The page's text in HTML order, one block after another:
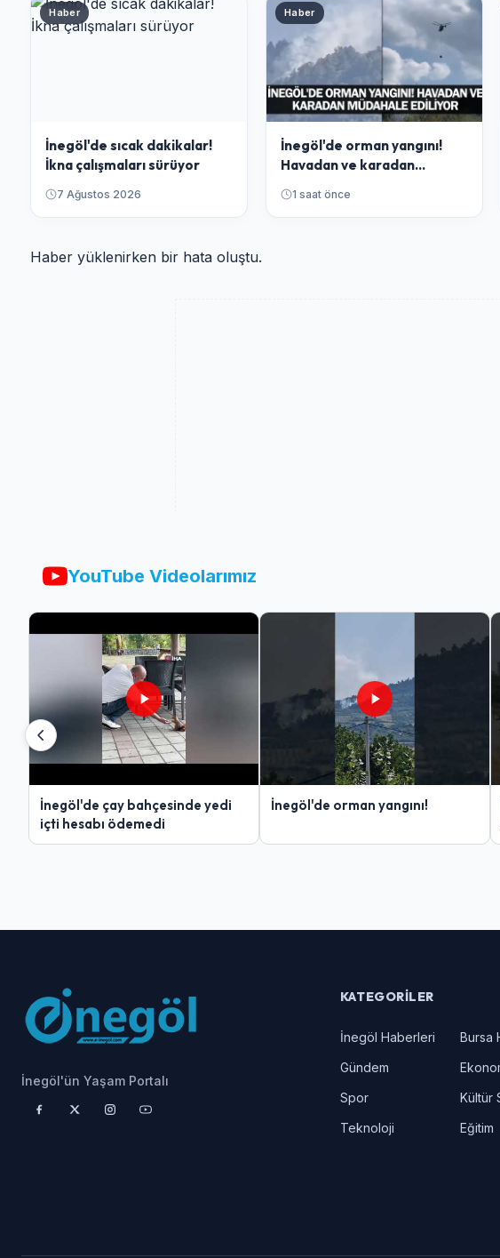
Haber
İnegöl'de sıcak dakikalar!
İkna çalışmaları sürüyor
7 Ağustos 2026
Haber
İnegöl'de orman yangını!
Havadan ve karadan
müdahale ediliyor
1 saat önce
Haber yüklenirken bir hata oluştu.
YouTube Videolarımız
İnegöl'de çay bahçesinde yedi
içti hesabı ödemedi
İnegöl'de orman yangını!
İnegöl'ün Yaşam Portalı
KATEGORILER
İnegöl Haberleri
Bursa
Gündem
Spor
Kültür
Teknoloji
Eğitim